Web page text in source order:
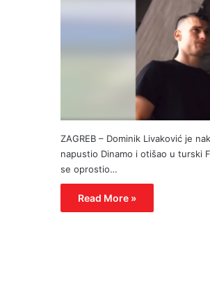
ZAGREB – Dominik Livaković je
napustio Dinamo i otišao u turski
se oprostio…
Read More »